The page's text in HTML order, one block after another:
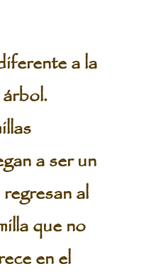
a la
a ser un
al
que no
en el